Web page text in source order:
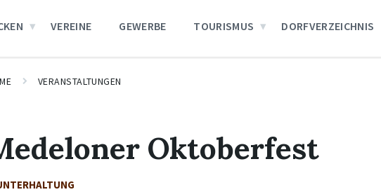
VEREINE GEWERBE TOURISMUS DORFVERZEICHNIS
VERANSTALTUNGEN
Oktoberfest